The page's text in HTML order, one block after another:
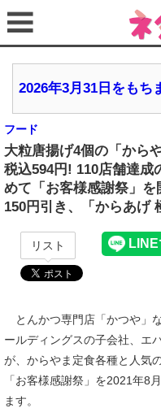
2026年3月31日をもち
フード
大粒唐揚げ4個の「から
税込594円! 110店舗達成
めて「お客様感謝祭」を
150円引き、「からあげ
リスト
とんかつ専門店「かつや」
ールディングスの子会社、エ
が、からやま定食各種と人気
「お客様感謝祭」を2021年8
ます。